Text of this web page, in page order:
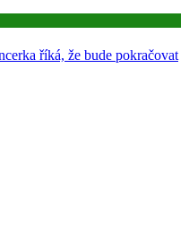
říká, že bude pokračovat